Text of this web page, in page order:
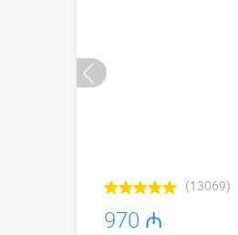
(13069)
970 ₼